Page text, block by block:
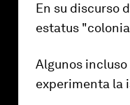
En su discurso
estatus
Algunos
experimenta la